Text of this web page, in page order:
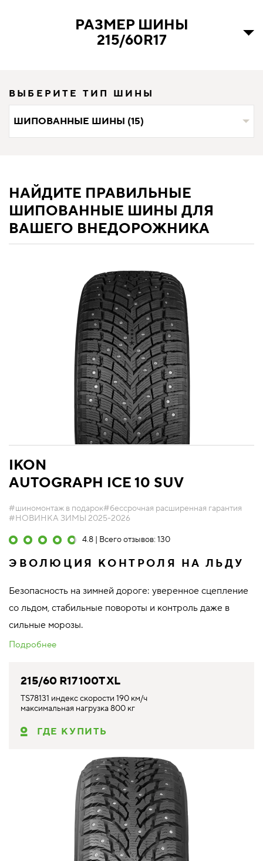
РАЗМЕР ШИНЫ
215/60R17
ВЫБЕРИТЕ ТИП ШИНЫ
ШИПОВАННЫЕ ШИНЫ (15)
НАЙДИТЕ ПРАВИЛЬНЫЕ
ШИПОВАННЫЕ ШИНЫ ДЛЯ
ВАШЕГО ВНЕДОРОЖНИКА
IKON
AUTOGRAPH ICE 10 SUV
#шиномонтаж в подарок#бессрочная расширенная гарантия
#НОВИНКА ЗИМЫ 2025-2026
4.8 | Всего отзывов: 130
ЭВОЛЮЦИЯ КОНТРОЛЯ НА ЛЬДУ
Безопасность на зимней дороге: уверенное сцепление
со льдом, стабильные повороты и контроль даже в
сильные морозы.
Подробнее
215/60 R17 100T XL
TS78131 индекс скорости 190 км/ч
максимальная нагрузка 800 кг
ГДЕ КУПИТЬ